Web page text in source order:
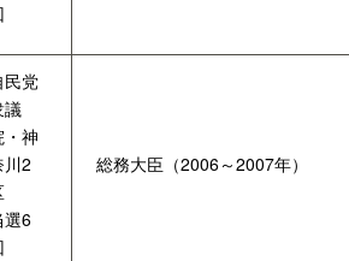
民党
議
・神
川2
選6
総務大臣（2006～2007年）